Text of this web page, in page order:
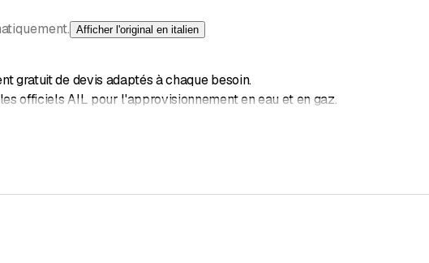
Afficher l'original en italien
gratuit de devis adaptés à chaque besoin.
officiels AIL pour l'approvisionnement en eau et en gaz.
et disponible à tout moment.
gaz et à mazout.
et d'énergies renouvelables.
existantes avec les nouvelles normes en vigueur.